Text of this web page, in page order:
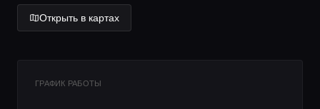
Lifestyle журнал
Открыть в картах
ГРАФИК РАБОТЫ